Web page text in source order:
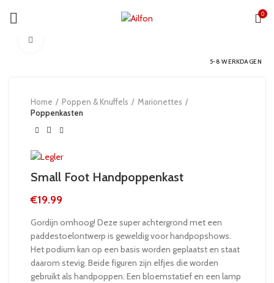
0
5-8 WERKDAGEN
Home Poppen & Knuffels
Marionettes
Poppenkasten
Small Foot Handpoppenkast
€19.99
Gordijn omhoog! Deze super achtergrond met een
paddestoelontwerp is geweldig voor handpopshows.
Het podium kan op een basis worden geplaatst en staat
daarom stevig. Beide figuren zijn elfjes die worden
gebruikt als handpoppen. Een bloemstatief en een lamp